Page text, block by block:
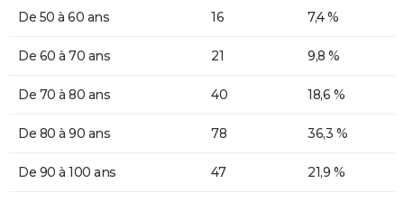
De 50 à 60 ans 16 7,4 %
De 60 à 70 ans 21 9,8 %
De 70 à 80 ans 40 18,6 %
De 80 à 90 ans 78 36,3 %
De 90 à 100 ans 47 21,9 %